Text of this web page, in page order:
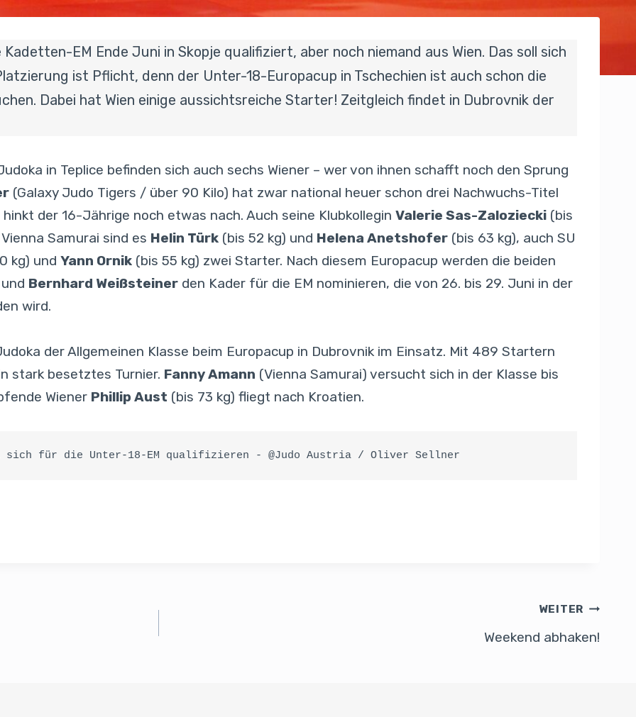
EM Ende Juni in Skopje qualifiziert, aber noch niemand aus Wien. Das soll sich
ist Pflicht, denn der Unter-18-Europacup in Tschechien ist auch schon die
Dabei hat Wien einige aussichtsreiche Starter! Zeitgleich findet in Dubrovnik der
in Teplice befinden sich auch sechs Wiener – wer von ihnen schafft noch den Sprung
(Galaxy Judo Tigers / über 90 Kilo) hat zwar national heuer schon drei Nachwuchs-Titel
der 16-Jährige noch etwas nach. Auch seine Klubkollegin Valerie Sas-Zaloziecki (bis
Samurai sind es Helin Türk (bis 52 kg) und Helena Anetshofer (bis 63 kg), auch SU
kg) und Yann Ornik (bis 55 kg) zwei Starter. Nach diesem Europacup werden die beiden
und Bernhard Weißsteiner den Kader für die EM nominieren, die von 26. bis 29. Juni in der
wird.
der Allgemeinen Klasse beim Europacup in Dubrovnik im Einsatz. Mit 489 Startern
stark besetztes Turnier. Fanny Amann (Vienna Samurai) versucht sich in der Klasse bis
Wiener Phillip Aust (bis 73 kg) fliegt nach Kroatien.
sich für die Unter-18-EM qualifizieren - @Judo Austria / Oliver Sellner
WEITER
Weekend abhaken!